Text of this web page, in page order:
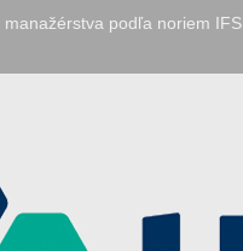
podľa noriem